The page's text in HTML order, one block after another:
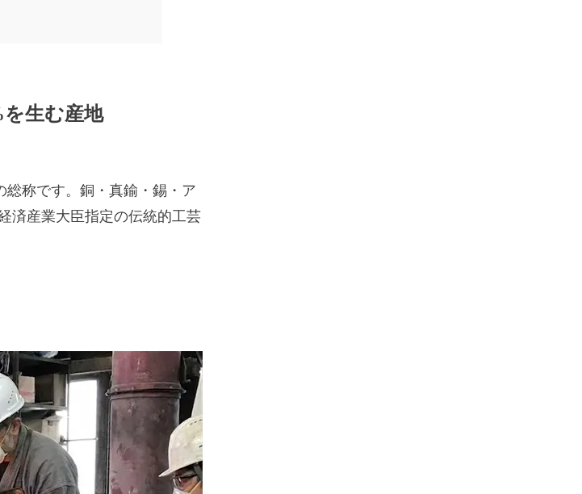
を生む産地
称です。銅・真鍮・錫・ア
済産業大臣指定の伝統的工芸